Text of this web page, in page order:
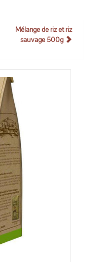
Mélange de riz et riz
sauvage 500g